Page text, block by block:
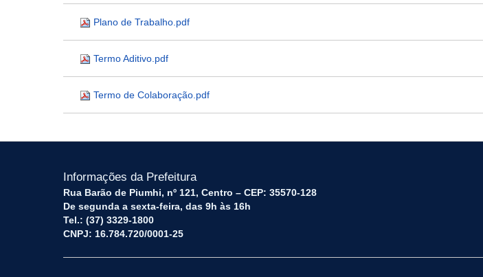
Plano de Trabalho.pdf
Termo Aditivo.pdf
Termo de Colaboração.pdf
Informações da Prefeitura
Rua Barão de Piumhi, nº 121, Centro – CEP: 35570-128
De segunda a sexta-feira, das 9h às 16h
Tel.: (37) 3329-1800
CNPJ: 16.784.720/0001-25